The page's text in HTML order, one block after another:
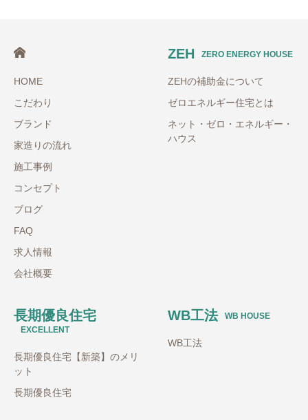
HOME
こだわり
ブランド
家造りの流れ
施工事例
コンセプト
ブログ
FAQ
求人情報
会社概要
ZEH ZERO ENERGY HOUSE
ZEHの補助金について
ゼロエネルギー住宅とは
ネット・ゼロ・エネルギー・
ハウス
長期優良住宅
EXCELLENT
長期優良住宅【新築】のメリ
ット
長期優良住宅
WB工法 WB HOUSE
WB工法